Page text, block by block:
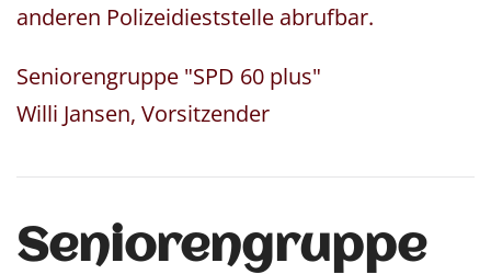
anderen Polizeidieststelle abrufbar.
Seniorengruppe "SPD 60 plus"
Willi Jansen, Vorsitzender
Senioren­gruppe